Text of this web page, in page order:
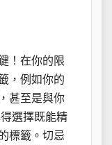
！在你的限
，例如你的
甚至是與你
選擇既能精
標籤。切忌